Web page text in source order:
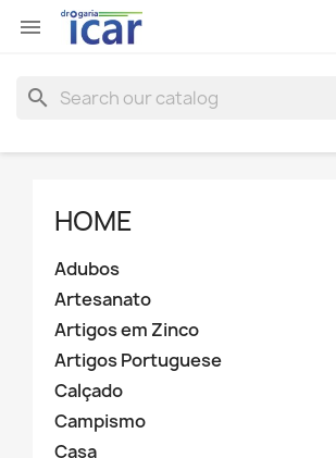

search
HOME
Adubos
Artesanato
Artigos em Zinco
Artigos Portuguese
Calçado
Campismo
Casa